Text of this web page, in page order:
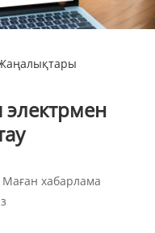
электрмен
Маған хабарлама